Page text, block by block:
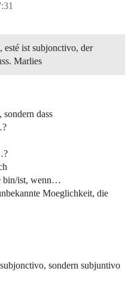
esté ist subjonctivo, der
Marlies
sondern dass
bin/ist, wenn…
Moeglichkeit, die
sondern subjuntivo